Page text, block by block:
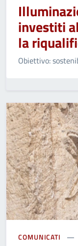
investiti
la
Obiettivo:
COMUNICATI